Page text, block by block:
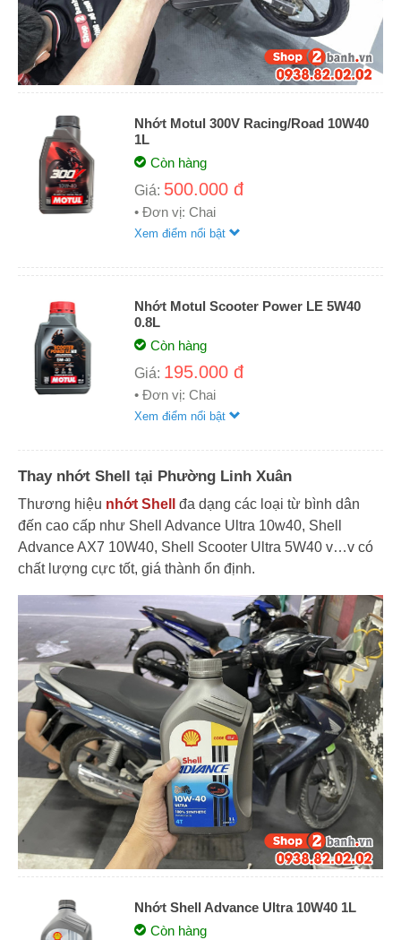
Nhớt Motul 300V Racing/Road 10W40
1L
Còn hàng
Giá: 500.000 đ
• Đơn vị: Chai
Xem điểm nổi bật
Nhớt Motul Scooter Power LE 5W40
0.8L
Còn hàng
Giá: 195.000 đ
• Đơn vị: Chai
Xem điểm nổi bật
Thay nhớt Shell tại Phường Linh Xuân
Thương hiệu nhớt Shell
đa dạng các loại từ bình dân
đến cao cấp như Shell Advance Ultra 10w40, Shell
Advance AX7 10W40, Shell Scooter Ultra 5W40 v…v có
chất lượng cực tốt, giá thành ổn định.
Nhớt Shell Advance Ultra 10W40 1L
Còn hàng